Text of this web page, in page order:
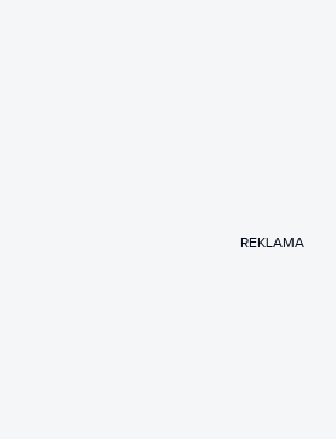
REKLAMA